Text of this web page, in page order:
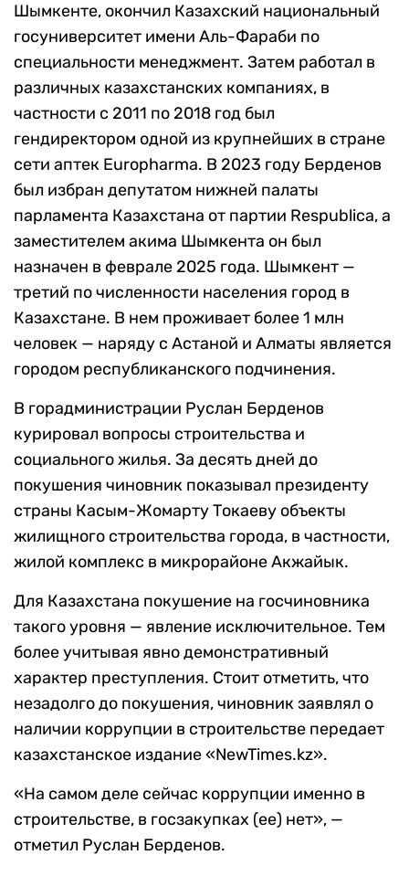
Шымкенте, окончил Казахский национальный
госуниверситет имени Аль-Фараби по
специальности менеджмент. Затем работал в
различных казахстанских компаниях, в
частности с 2011 по 2018 год был
гендиректором одной из крупнейших в стране
сети аптек Europharma. В 2023 году Берденов
был избран депутатом нижней палаты
парламента Казахстана от партии Respublica, а
заместителем акима Шымкента он был
назначен в феврале 2025 года. Шымкент —
третий по численности населения город в
Казахстане. В нем проживает более 1 млн
человек — наряду с Астаной и Алматы является
городом республиканского подчинения.
В горадминистрации Руслан Берденов
курировал вопросы строительства и
социального жилья. За десять дней до
покушения чиновник показывал президенту
страны Касым-Жомарту Токаеву объекты
жилищного строительства города, в частности,
жилой комплекс в микрорайоне Акжайык.
Для Казахстана покушение на госчиновника
такого уровня — явление исключительное. Тем
более учитывая явно демонстративный
характер преступления. Стоит отметить, что
незадолго до покушения, чиновник заявлял о
наличии коррупции в строительстве передает
казахстанское издание «NewTimes.kz».
«На самом деле сейчас коррупции именно в
строительстве, в госзакупках (ее) нет», —
отметил Руслан Берденов.